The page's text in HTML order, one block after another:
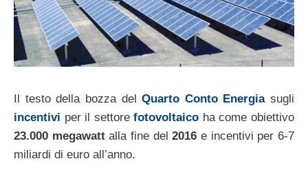
Il testo della bozza delQuarto Conto Energiasugli
incentivi per il settorefotovoltaico ha come obiettivo
23.000 megawattalla fine del2016 e incentivi per 6-7
miliardi di euro all’anno.